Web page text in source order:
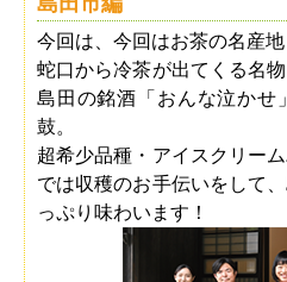
今回は、今回はお茶の名産地
蛇口から冷茶が出てくる名
島田の銘酒「おんな泣かせ
鼓。
超希少品種・アイスクリー
では収穫のお手伝いをして
っぷり味わいます！